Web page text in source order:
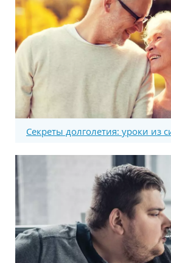
Секреты долголетия: уроки из